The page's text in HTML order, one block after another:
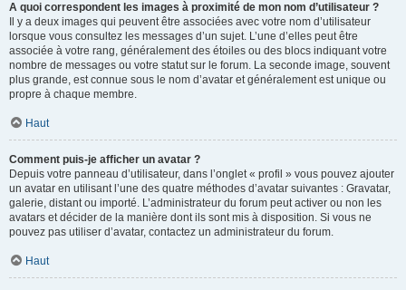
A quoi correspondent les images à proximité de mon nom d’utilisateur ?
Il y a deux images qui peuvent être associées avec votre nom d’utilisateur
lorsque vous consultez les messages d’un sujet. L’une d’elles peut être
associée à votre rang, généralement des étoiles ou des blocs indiquant votre
nombre de messages ou votre statut sur le forum. La seconde image, souvent
plus grande, est connue sous le nom d’avatar et généralement est unique ou
propre à chaque membre.
Haut
Comment puis-je afficher un avatar ?
Depuis votre panneau d’utilisateur, dans l’onglet « profil » vous pouvez ajouter
un avatar en utilisant l’une des quatre méthodes d’avatar suivantes : Gravatar,
galerie, distant ou importé. L’administrateur du forum peut activer ou non les
avatars et décider de la manière dont ils sont mis à disposition. Si vous ne
pouvez pas utiliser d’avatar, contactez un administrateur du forum.
Haut